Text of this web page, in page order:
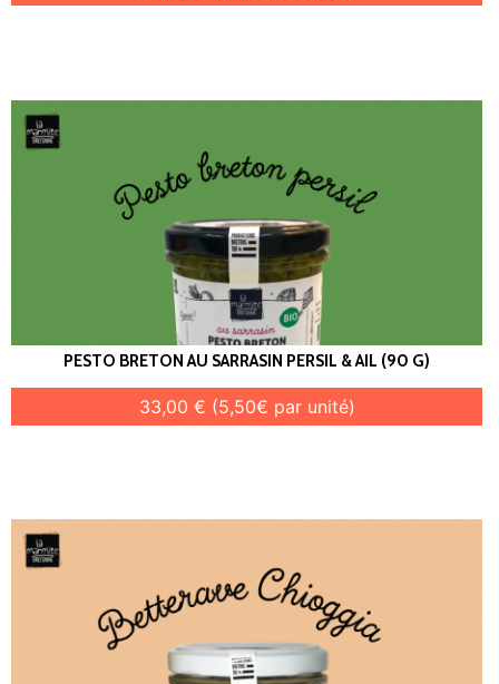
PESTO BRETON AU SARRASIN PERSIL & AIL (90 G)
33,00 € (5,50€ par unité)